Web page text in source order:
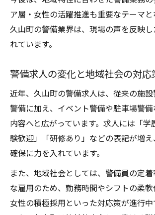
ア層・女性の活躍推進も重要なテーマと
久山町の警備業界は、現場の声を反映
れています。
警備求人の変化と地域社会の対応
近年、久山町の警備求人は、従来の施
警備に加え、イベント警備や駐車場警
内容へと広がっています。求人には「学
験歓迎」「研修あり」などの表記が増
確保に力を入れています。
また、地域社会としては、警備員の定
な雇用のため、勤務時間やシフトの柔軟
女性の積極採用といった対応策が進行